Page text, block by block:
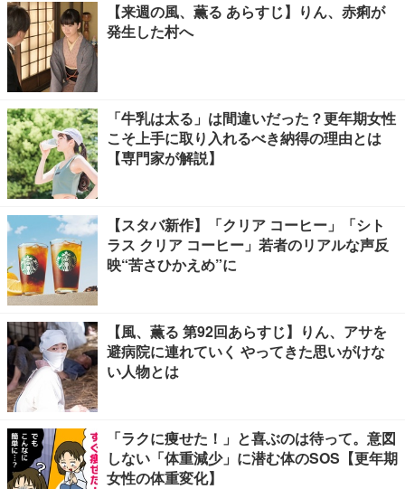
【来週の風、薫る あらすじ】りん、赤痢が
発生した村へ
「牛乳は太る」は間違いだった？更年期女性
こそ上手に取り入れるべき納得の理由とは
【専門家が解説】
【スタバ新作】「クリア コーヒー」「シト
ラス クリア コーヒー」若者のリアルな声反
映“苦さひかえめ”に
【風、薫る 第92回あらすじ】りん、アサを
避病院に連れていく やってきた思いがけな
い人物とは
「ラクに痩せた！」と喜ぶのは待って。意図
しない「体重減少」に潜む体のSOS【更年期
女性の体重変化】